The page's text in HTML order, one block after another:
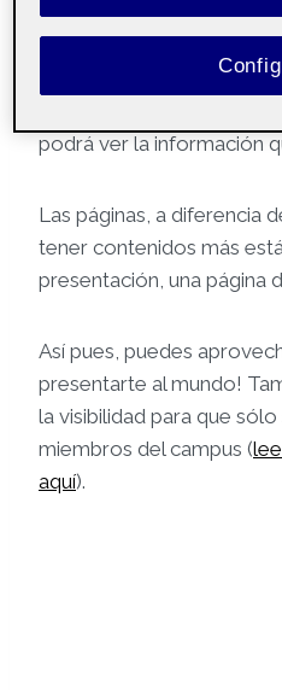
puede ver todo el
contenidos públicos en tu
esta página de
podrá ver la información
Las páginas, a diferencia
tener contenidos más
presentación, una página
Así pues, puedes
presentarte al mundo!
la visibilidad para que
miembros del campus (
aquí).